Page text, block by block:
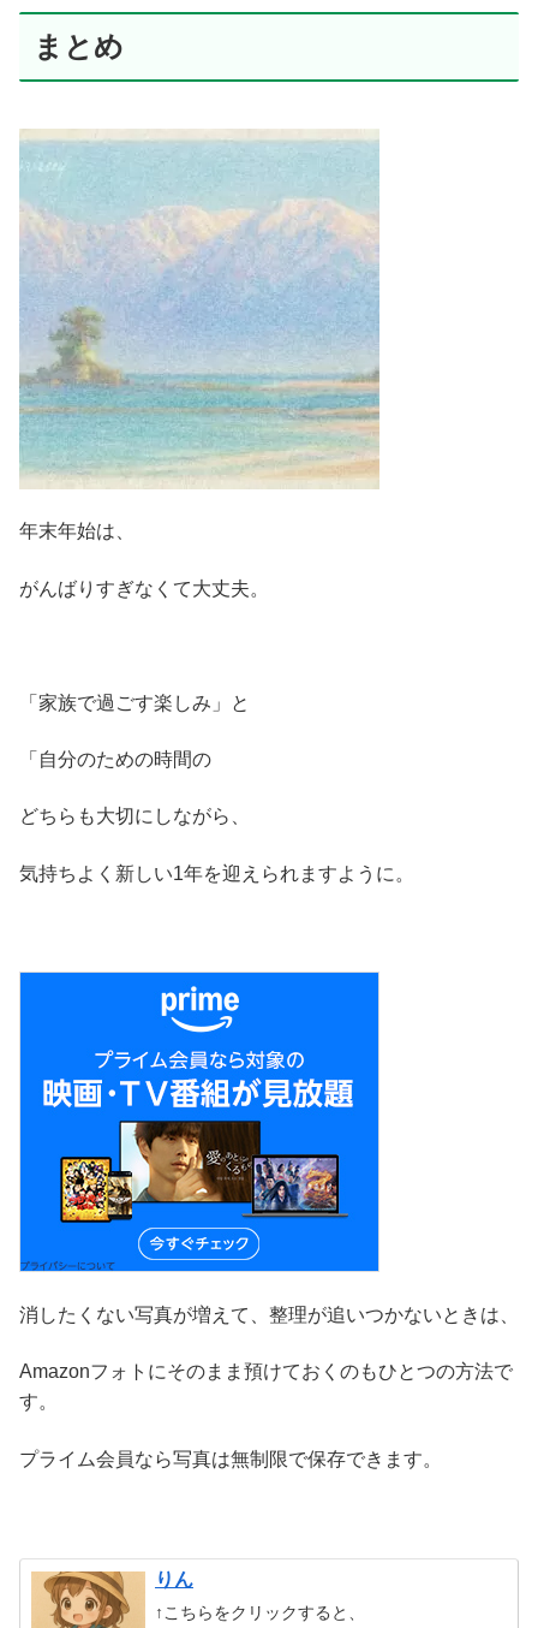
まとめ
年末年始は、
がんばりすぎなくて大丈夫。
「家族で過ごす楽しみ」と
「自分のための時間の
どちらも大切にしながら、
気持ちよく新しい1年を迎えられますように。
消したくない写真が増えて、整理が追いつかないときは、
Amazonフォトにそのまま預けておくのもひとつの方法で
す。
プライム会員なら写真は無制限で保存できます。
りん
↑こちらをクリックすると、